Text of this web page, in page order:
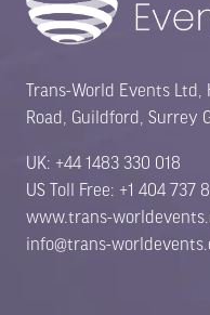
Trans-World Events Ltd,
Road, Guildford, Surrey
UK: +44 1483 330 018
US Toll Free: +1 404 737
www.trans-
info@trans-